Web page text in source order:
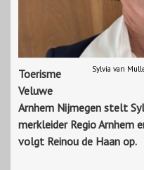
Sylvia van
Toerisme
Veluwe
Arnhem Nijmegen stelt
merkleider Regio Arnhem
volgt Reinou de Haan op.